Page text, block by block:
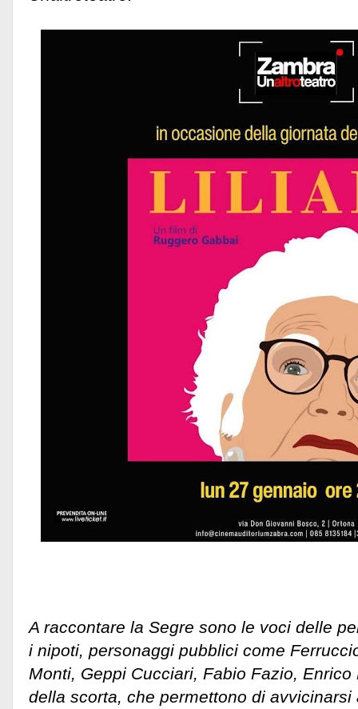
A raccontare la Segre sono le voci delle
i nipoti, personaggi pubblici come
Monti, Geppi Cucciari, Fabio Fazio,
della scorta, che permettono di avvicinarsi